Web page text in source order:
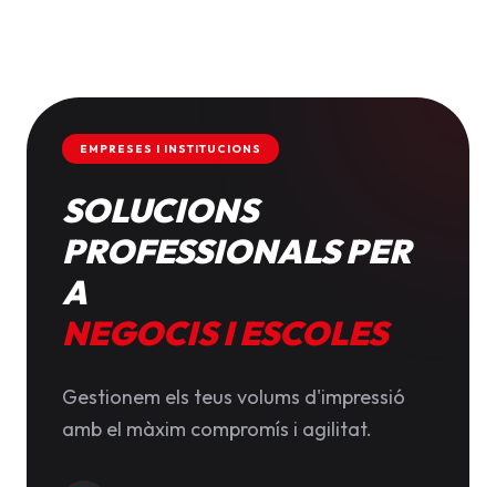
EMPRESES I INSTITUCIONS
SOLUCIONS
PROFESSIONALS PER
A
NEGOCIS I ESCOLES
Gestionem els teus volums d'impressió
amb el màxim compromís i agilitat.